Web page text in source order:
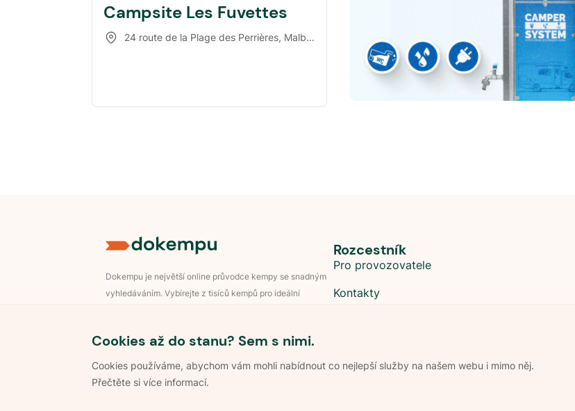
Campsite Les Fuvettes
24 route de la Plage des Perrières, Malbuisson
Cookies až do stanu? Sem s nimi.
Cookies používáme, abychom vám mohli nabídnout co nejlepší služby na našem webu i mimo něj.
Přečtěte si více informací.
Dokempu je největší online průvodce kempy se snadným
vyhledáváním. Vybírejte z tisíců kempů pro ideální
Rozcestník
Pro provozovatele
Kontakty